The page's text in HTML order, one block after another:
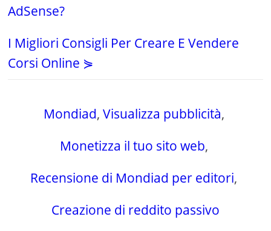
AdSense?
I Migliori Consigli Per Creare E Vendere
Corsi Online ⋟
Mondiad, Visualizza pubblicità,
Monetizza il tuo sito web,
Recensione di Mondiad per editori,
Creazione di reddito passivo